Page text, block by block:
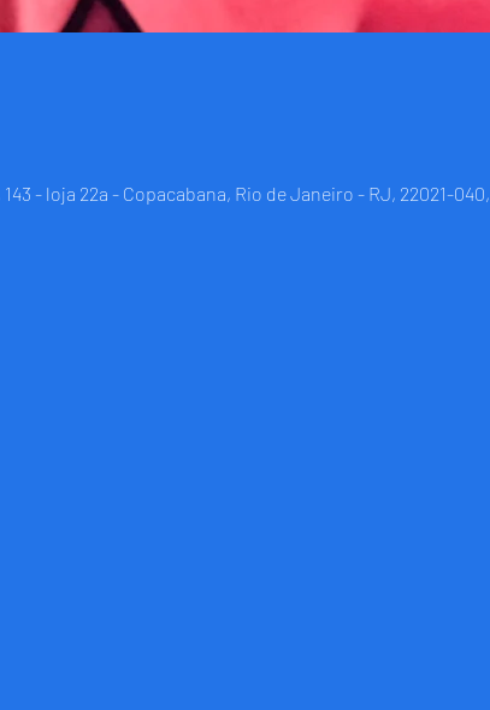
- loja 22a - Copacabana, Rio de Janeiro - RJ, 22021-040,